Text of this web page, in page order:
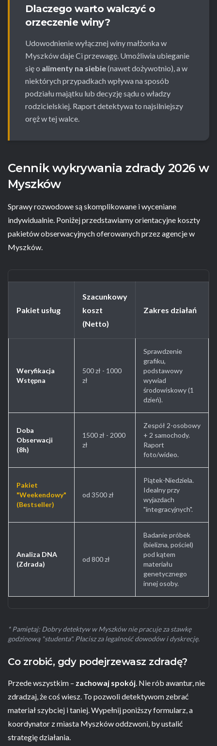
Dlaczego warto walczyć o
orzeczenie winy?
Udowodnienie wyłącznej winy małżonka w
Myszków daje Ci przewagę. Umożliwia ubieganie
się o alimenty na siebie(nawet dożywotnio), a w
niektórych przypadkach wpływa na sposób
podziału majątku lub decyzję sądu o władzy
rodzicielskiej. Raport detektywa to najsilniejszy
oręż w tej walce.
Cennik wykrywania zdrady 2026 w
Myszków
Sprawy rozwodowe są skomplikowane i wyceniane
indywidualnie. Poniżej przedstawiamy orientacyjne koszty
pakietów obserwacyjnych oferowanych przez agencje w
Myszków.
Pakiet usług
Szacunkowy
koszt
(Netto)
Zakres działań
Weryfikacja
Wstępna
500 zł - 1000
zł
Sprawdzenie
grafiku,
podstawowy
wywiad
środowiskowy (1
dzień).
Doba
Obserwacji
(8h)
1500 zł - 2000
zł
Zespół 2-osobowy
+ 2 samochody.
Raport
foto/wideo.
Pakiet
"Weekendowy"
(Bestseller)
od 3500 zł
Piątek-Niedziela.
Idealny przy
wyjazdach
"integracyjnych".
Analiza DNA
(Zdrada)
od 800 zł
Badanie próbek
(bielizna, pościel)
pod kątem
materiału
genetycznego
innej osoby.
* Pamiętaj: Dobry detektyw w Myszków nie pracuje za stawkę
godzinową "studenta". Płacisz za legalność dowodów i dyskrecję.
Co zrobić, gdy podejrzewasz zdradę?
Przede wszystkim – zachowaj spokój. Nie rób awantur, nie
zdradzaj, że coś wiesz. To pozwoli detektywom zebrać
materiał szybciej i taniej. Wypełnij poniższy formularz, a
koordynator z miasta Myszków oddzwoni, by ustalić
strategię działania.